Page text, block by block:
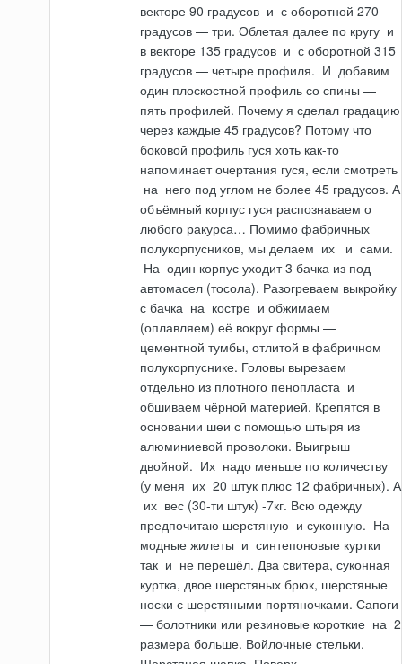
векторе 90 градусов и с оборотной 270
градусов — три. Облетая далее по кругу и
в векторе 135 градусов и с оборотной 315
градусов — четыре профиля. И добавим
один плоскостной профиль со спины —
пять профилей. Почему я сделал градацию
через каж­дые 45 градусов? Потому что
боковой профиль гуся хоть как-то
напоминает очертания гуся, если смотреть
на него под углом не более 45 градусов. А
объёмный корпус гуся распознаваем о
любого ракурса… Помимо фабричных
полукорпусников, мы делаем их и сами.
На один корпус ухо­дит 3 бачка из под
автомасел (тосола). Разогреваем выкройку
с бачка на ко­стре иобжимаем
(оплавляем) её вокруг формы —
цементной тумбы, отлитой в фабричном
полукорпуснике. Головы вырезаем
отдельно из плотного пенопласта и
обшиваем чёрной материей. Крепятся в
основании шеи с помощью штыря из
алюминиевой проволоки. Выигрыш
двойной. Их надо меньше по количеству
(у меня их 20 штук плюс 12 фабричных). А
их вес (30-ти штук) -7кг. Всю одежду
предпочитаю шерстяную исуконную. На
модные жилеты и синтепоновые куртки
так и не перешёл. Два свитера, суконная
куртка, двое шерстяных брюк, шерстяные
носки с шерстяными портяночками. Сапоги
— болотники или резиновые короткие на 2
размера больше. Войлочные стельки.